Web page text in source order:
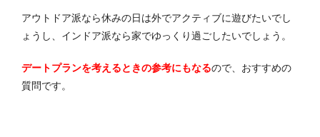
アウトドア派なら休みの日は外でアクティブに遊びたいでし
ょうし、インドア派なら家でゆっくり過ごしたいでしょう。
デートプランを考えるときの参考にもなるので、おすすめの
質問です。